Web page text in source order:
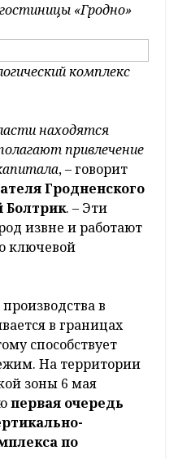
«Гродно»
комплекс
находятся
привлечение
, – говорит
Гродненского
Болтрик. – Эти
извне и работают
ключевой
в
в границах
способствует
На территории
зоны 6 мая
первая очередь
по